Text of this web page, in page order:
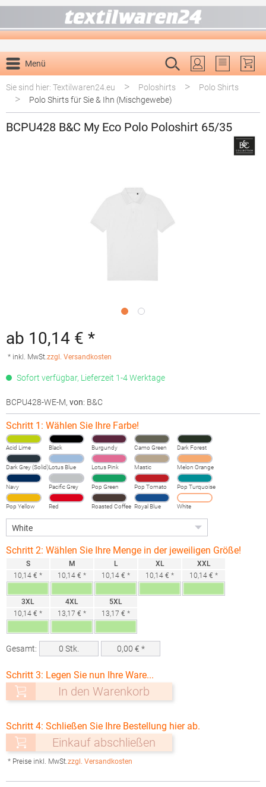
Menü
Du hast 0
Sie sind hier: Textilwaren24.eu
> Poloshirts > Polo Shirts
> Polo Shirts für Sie & Ihn (Mischgewebe)
BCPU428 B&C My Eco Polo Poloshirt 65/35
ab 10,14 € *
* inkl. MwSt.zzgl. Versandkosten
Sofort verfügbar, Lieferzeit 1-4 Werktage
BCPU428-WE-M, von: B&C
Schritt 1: Wählen Sie Ihre Farbe!
Acid Lime Black Burgundy Camo Green Dark Forest
Dark Grey (Solid)Lotus Blue Lotus Pink Mastic Melon Orange
Navy Pacific Grey Pop Green Pop Tomato Pop Turquoise
Pop Yellow Red Roasted Coffee Royal Blue White
Schritt 2: Wählen Sie Ihre Menge in der jeweiligen Größe!
S
10,14 € *
M
10,14 € *
L
10,14 € *
XL
10,14 € *
XXL
10,14 € *
3XL
10,14 € *
4XL
13,17 € *
5XL
13,17 € *
Gesamt: 0 Stk. 0,00 € *
Schritt 3: Legen Sie nun Ihre Ware...
In den Warenkorb
Schritt 4: Schließen Sie Ihre Bestellung hier ab.
Einkauf abschließen
* Preise inkl. MwSt.zzgl. Versandkosten